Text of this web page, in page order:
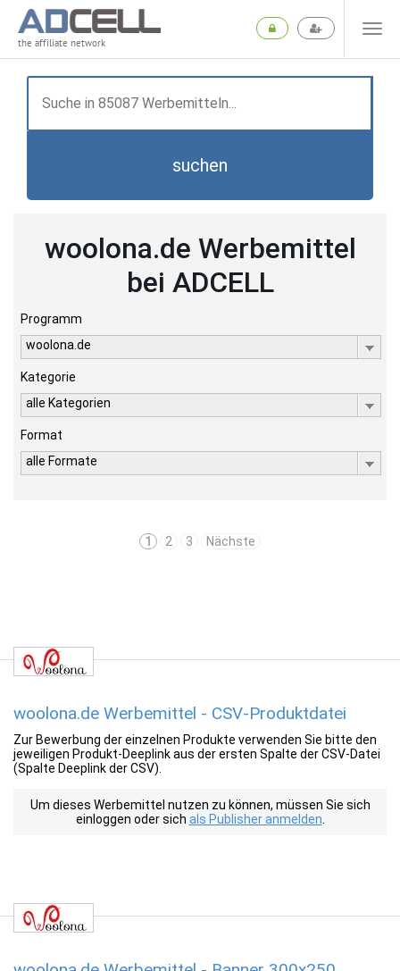
the affiliate network
suchen
woolona.de Werbemittel
bei ADCELL
Programm
woolona.de
Kategorie
alle Kategorien
Format
alle Formate
1 2 3 Nächste
woolona.de Werbemittel - CSV-Produktdatei
Zur Bewerbung der einzelnen Produkte verwenden Sie bitte den
jeweiligen Produkt-Deeplink aus der ersten Spalte der CSV-Datei
(Spalte Deeplink der CSV).
Um dieses Werbemittel nutzen zu können, müssen Sie sich
einloggen oder sich als Publisher anmelden